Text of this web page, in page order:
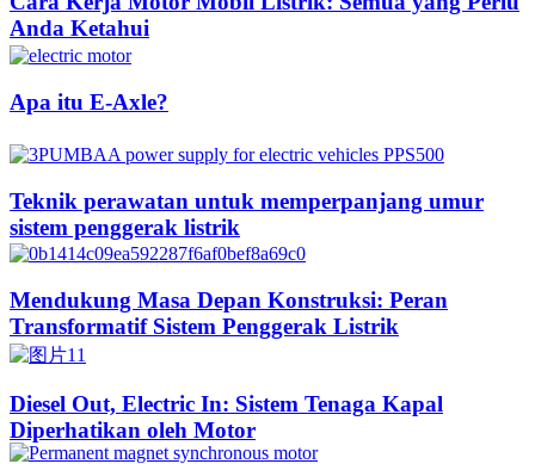
Anda Ketahui
Apa itu E-Axle?
Teknik perawatan untuk memperpanjang umur
sistem penggerak listrik
Mendukung Masa Depan Konstruksi: Peran
Transformatif Sistem Penggerak Listrik
Diesel Out, Electric In: Sistem Tenaga Kapal
Diperhatikan oleh Motor